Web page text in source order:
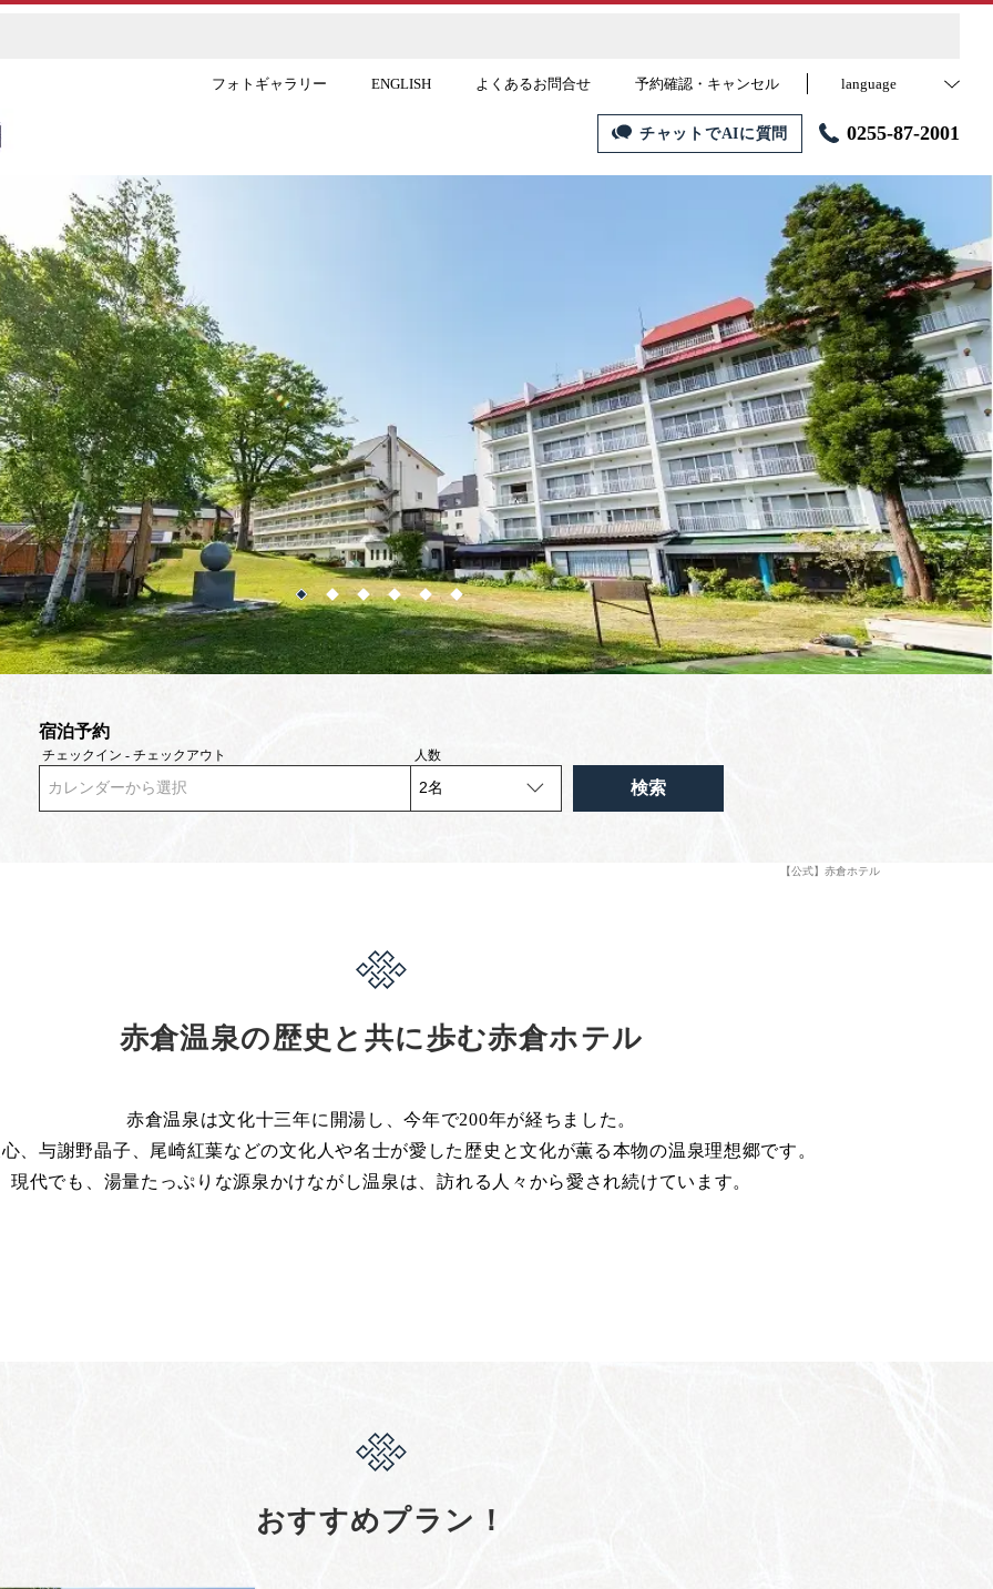
フォトギャラリー ENGLISH よくあるお問合せ 予約確認・キャンセル language
チャットでAIに質問 0255-87-2001
宿泊予約
チェックイン - チェックアウト
カレンダーから選択
人数
検索
【公式】赤倉ホテル
赤倉温泉の歴史と共に歩む赤倉ホテル
赤倉温泉は文化十三年に開湯し、今年で200年が経ちました。
、与謝野晶子、尾崎紅葉などの文化人や名士が愛した歴史と文化が薫る本物の温泉理想郷です。
現代でも、湯量たっぷりな源泉かけながし温泉は、訪れる人々から愛され続けています。
おすすめプラン！